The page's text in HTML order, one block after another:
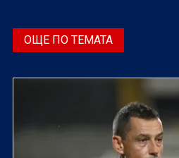
ОЩЕ ПО ТЕМАТА